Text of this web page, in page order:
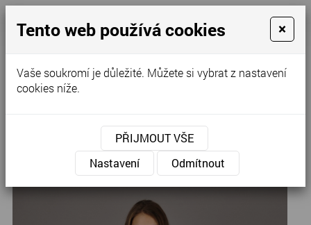
Kontaktujte nás
Společenské šaty»Krátké šaty
Tento web používá cookies ×
Vaše soukromí je důležité. Můžete si vybrat z nastavení
cookies níže.
PŘIJMOUT VŠE
Nastavení
Odmítnout